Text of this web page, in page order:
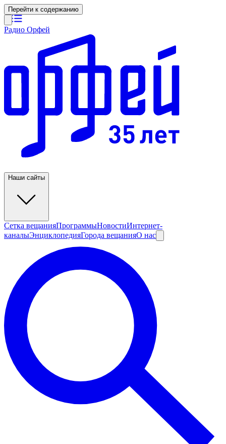
Перейти к содержанию
Радио Орфей
Наши сайты
Сетка вещанияПрограммыНовостиИнтернет-
каналыЭнциклопедияГорода вещанияО нас